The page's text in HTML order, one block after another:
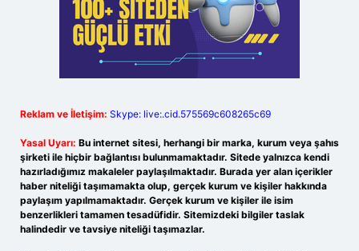
Reklam ve İletişim: Skype: live:.cid.575569c608265c69
Yasal Uyarı: Bu internet sitesi, herhangi bir marka, kurum veya şahıs
şirketi ile hiçbir bağlantısı bulunmamaktadır. Sitede yalnızca kendi
hazırladığımız makaleler paylaşılmaktadır. Burada yer alan içerikler
haber niteliği taşımamakta olup, gerçek kurum ve kişiler hakkında
paylaşım yapılmamaktadır. Gerçek kurum ve kişiler ile isim
benzerlikleri tamamen tesadüfidir. Sitemizdeki bilgiler taslak
halindedir ve tavsiye niteliği taşımazlar.